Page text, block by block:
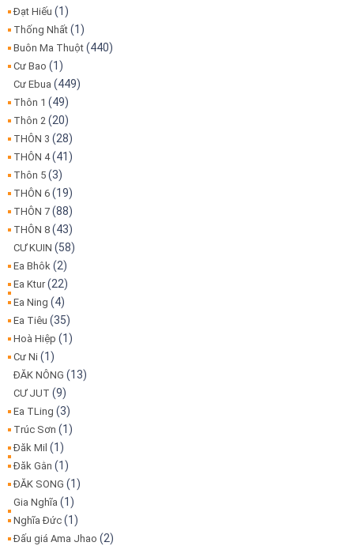
Đạt Hiếu (1)
Thống Nhất (1)
Buôn Ma Thuột (440)
Cư Bao (1)
Cư Ebua (449)
Thôn 1 (49)
Thôn 2 (20)
THÔN 3 (28)
THÔN 4(41)
Thôn 5 (3)
THÔN 6 (19)
THÔN 7 (88)
THÔN 8 (43)
CƯ KUIN (58)
Ea Bhôk (2)
Ea Ktur(22)
Ea Ning (4)
Ea Tiêu (35)
Hoà Hiệp (1)
Cư Ni (1)
ĐĂK NÔNG (13)
CƯ JUT (9)
Ea TLing (3)
Trúc Sơn (1)
Đăk Mil (1)
Đăk Gằn (1)
ĐĂK SONG (1)
Gia Nghĩa (1)
Nghĩa Đức (1)
Đấu giá Ama Jhao (2)